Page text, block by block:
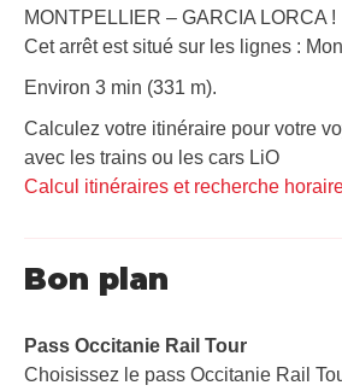
MONTPELLIER – GARCIA LORCA !
Cet arrêt est situé sur les lignes :
Environ 3 min (331 m).
Calculez votre itinéraire pour votre
avec les trains ou les cars LiO
Calcul itinéraires et recherche
Bon plan
Pass Occitanie Rail Tour​
Choisissez le pass Occitanie Rail